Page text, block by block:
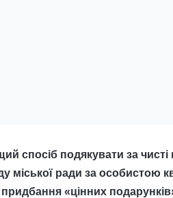
спосіб подякувати за
міської ради за особистою
«цінних